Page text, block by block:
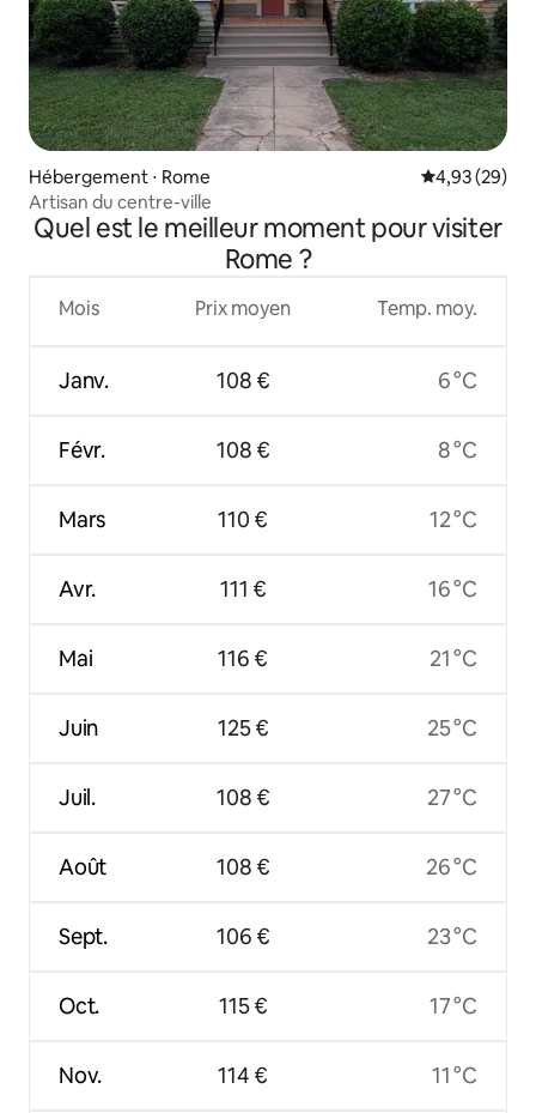
Hébergement ⋅ Rome Évaluation
4,93 (29)
Artisan du centre-ville
Quel est le meilleur moment pour visiter
Rome ?
Mois
Janv.
Févr.
Mars
Avr.
Mai
Juin
Juil.
Août
Sept.
Oct.
Nov.
Prix moyen
108 €
108 €
110 €
111 €
116 €
125 €
108 €
108 €
106 €
115 €
114 €
Temp. moy.
6 °C
8 °C
12 °C
16 °C
21 °C
25 °C
27 °C
26 °C
23 °C
17 °C
11 °C